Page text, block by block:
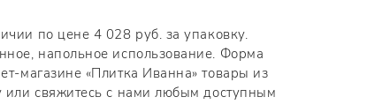
по цене 4 028 руб. за упаковку.
напольное использование. Форма
магазине «Плитка Иванна» товары из
или свяжитесь с нами любым доступным